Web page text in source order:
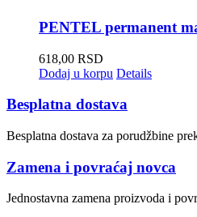
PENTEL permanent
618,00 RSD
Dodaj u korpu Details
Besplatna dostava
Besplatna dostava za porudžbine
Zamena i povraćaj novca
Jednostavna zamena proizvoda i